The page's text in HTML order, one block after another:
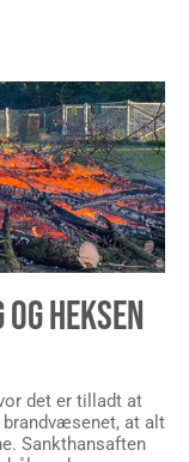
HEKSEN
det er tilladt at
at alt
Sankthansaften